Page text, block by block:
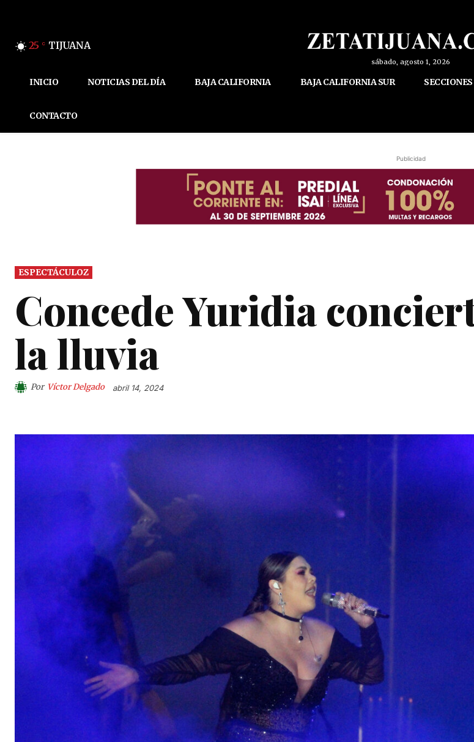
25 C TIJUANA
sábado, agosto 1, 2026
INICIO NOTICIAS DEL DÍA BAJA CALIFORNIA BAJA CALIFORNIA SUR SECCIONES
CONTACTO
Publicidad
ESPECTÁCULOZ
Concede Yuridia
la lluvia
Por Víctor Delgado abril 14, 2024